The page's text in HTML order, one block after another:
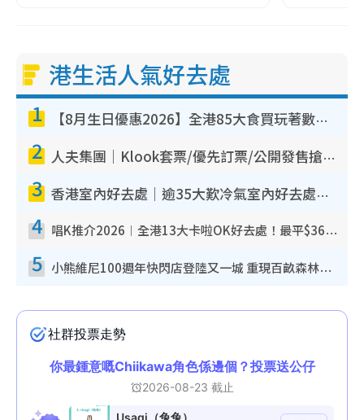
港生活人氣好去處
1 【8月生日優惠2026】全港85大食買玩著數攻略 自助餐/火鍋放題同行免費＋誠品/DONKI送現金券
2 人夫集團｜Klook套票/優先訂票/公開發售搶飛攻略！附票價.購票連結.場地座位表
3 香港室內好去處｜逾35大歎冷氣室內好去處推介 室內活動免費避雨無懼落雨
4 唱K推介2026︱全港13大卡啦OK好去處！最平$36起 日文K都有！(附地址+收費詳情)
5 小熊維尼100週年快閃店登陸又一城 重現百畝森林經典場景／獨家限定盲盒登場／專屬DIY香水